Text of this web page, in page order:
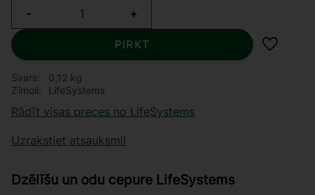
+
-
PIRKT
Svars
0,12 kg
Zīmoli
LifeSystems
Rādīt visas preces no LifeSystems
Uzrakstiet atsauksmi!
Dzēlīšu un odu cepure LifeSystems